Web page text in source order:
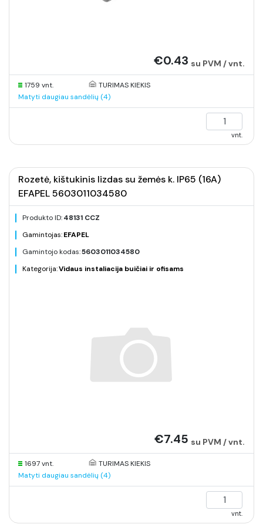
€0.43 su PVM / vnt.
1759 vnt.
TURIMAS KIEKIS
Matyti daugiau sandėlių (4)
vnt.
Rozetė, kištukinis lizdas su žemės k. IP65 (16A)
EFAPEL 5603011034580
Produkto ID:48131 CCZ
Gamintojas:EFAPEL
Gamintojo kodas:5603011034580
Kategorija:Vidaus instaliacija buičiai ir ofisams
€7.45 su PVM / vnt.
1697 vnt.
TURIMAS KIEKIS
Matyti daugiau sandėlių (4)
vnt.